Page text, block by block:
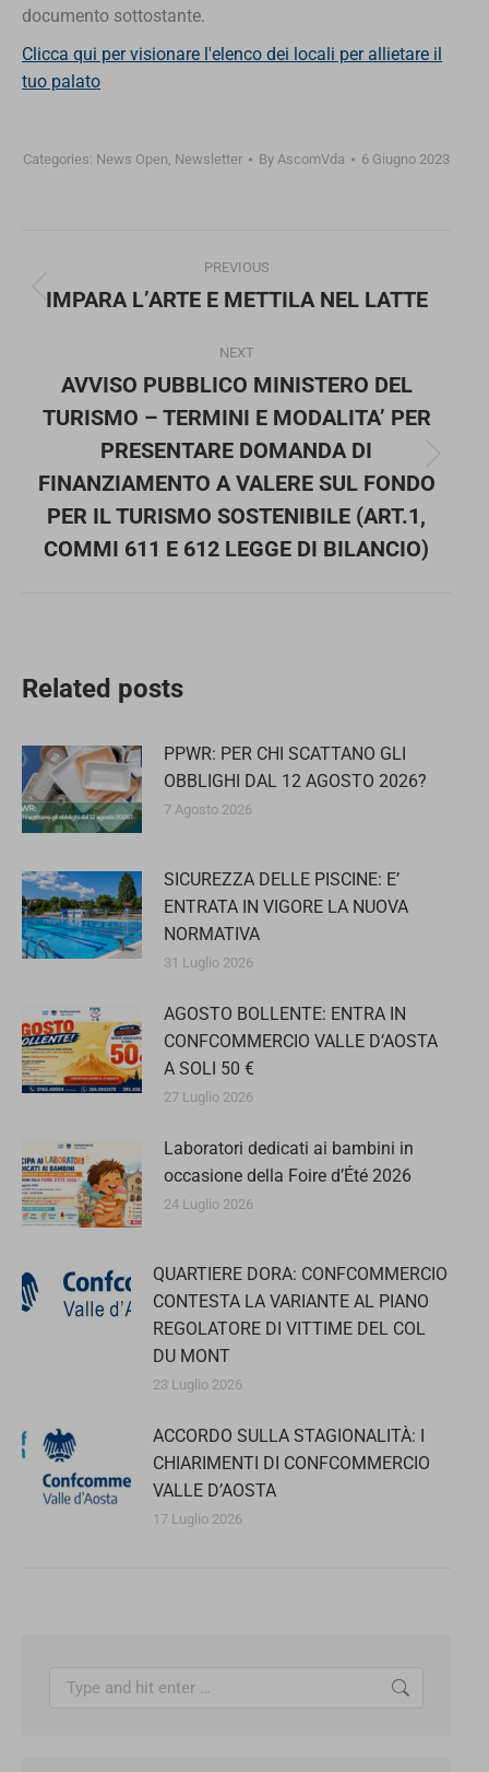
documento sottostante.
Clicca qui per visionare l'elenco dei locali per allietare il
tuo palato
Categories: News Open Newsletter By AscomVda 6 Giugno 2023
navigation
PREVIOUS
Previous
IMPARA L’ARTE E METTILA NEL LATTE
NEXT
post:
AVVISO PUBBLICO MINISTERO DEL
TURISMO – TERMINI E MODALITA’ PER
PRESENTARE DOMANDA DI
FINANZIAMENTO A VALERE SUL FONDO
PER IL TURISMO SOSTENIBILE (ART.1,
COMMI 611 E 612 LEGGE DI BILANCIO)
Related posts
PPWR: PER CHI SCATTANO GLI
OBBLIGHI DAL 12 AGOSTO 2026?
7 Agosto 2026
SICUREZZA DELLE PISCINE: E’
ENTRATA IN VIGORE LA NUOVA
NORMATIVA
31 Luglio 2026
AGOSTO BOLLENTE: ENTRA IN
CONFCOMMERCIO VALLE D’AOSTA
A SOLI 50 €
27 Luglio 2026
Laboratori dedicati ai bambini in
occasione della Foire d’Été 2026
24 Luglio 2026
QUARTIERE DORA: CONFCOMMERCIO
CONTESTA LA VARIANTE AL PIANO
REGOLATORE DI VITTIME DEL COL
DU MONT
23 Luglio 2026
ACCORDO SULLA STAGIONALITÀ: I
CHIARIMENTI DI CONFCOMMERCIO
VALLE D’AOSTA
17 Luglio 2026